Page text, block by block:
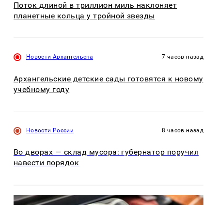
Поток длиной в триллион миль наклоняет
планетные кольца у тройной звезды
Новости Архангельска 7 часов назад
Архангельские детские сады готовятся к новому
учебному году
Новости России 8 часов назад
Во дворах — склад мусора: губернатор поручил
навести порядок